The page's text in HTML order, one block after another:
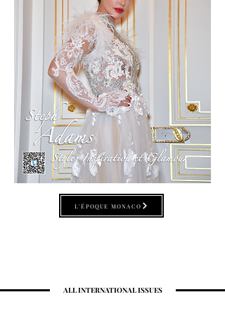
L'ÉPOQUE MONACO
ALL INTERNATIONAL ISSUES